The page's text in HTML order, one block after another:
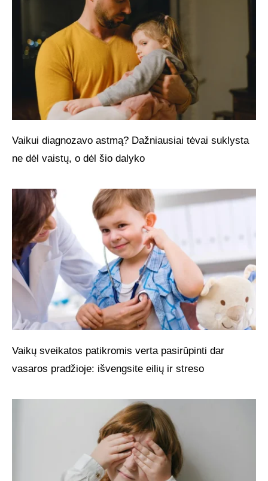
Vaikui diagnozavo astmą? Dažniausiai tėvai suklysta
ne dėl vaistų, o dėl šio dalyko
Vaikų sveikatos patikromis verta pasirūpinti dar
vasaros pradžioje: išvengsite eilių ir streso